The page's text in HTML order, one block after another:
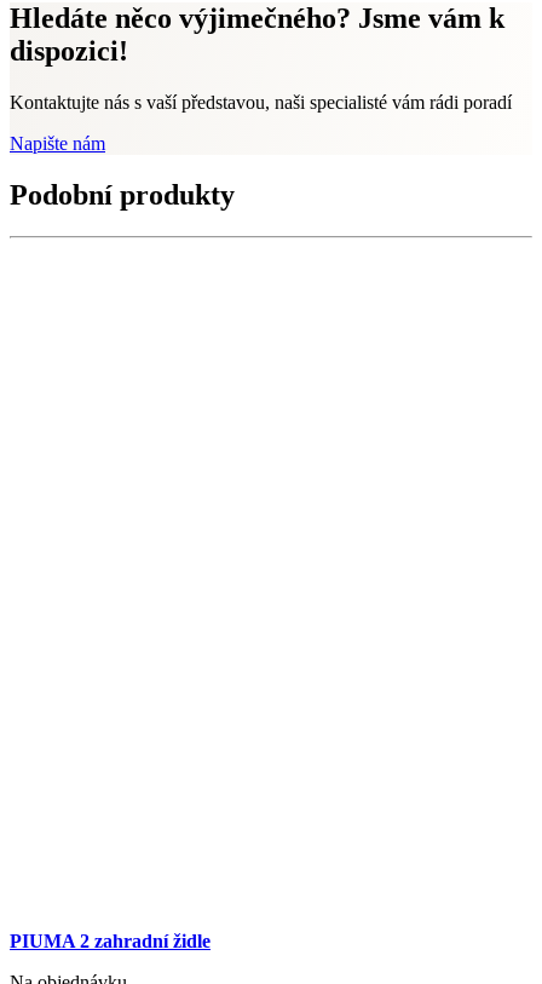
Hledáte něco výjimečného? Jsme vám k
dispozici!
Kontaktujte nás s vaší představou, naši specialisté vám rádi poradí
Napište nám
Podobní produkty
PIUMA 2 zahradní židle